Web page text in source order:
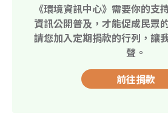
《環境資訊中心》需要你的支
資訊公開普及，才能促成民眾
請您加入定期捐款的行列，讓
聲。
前往捐款